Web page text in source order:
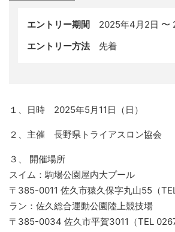
エントリー期間 2025年4月2日 〜
エントリー方法先着
１、日時 2025年5月11日（日）
２、主催 長野県トライアスロン協会
３、 開催場所
スイム：駒場公園屋内大プール
〒385-0011 佐久市猿久保字丸山55（
ラン：佐久総合運動公園陸上競技場
〒385-0034 佐久市平賀3011（TEL